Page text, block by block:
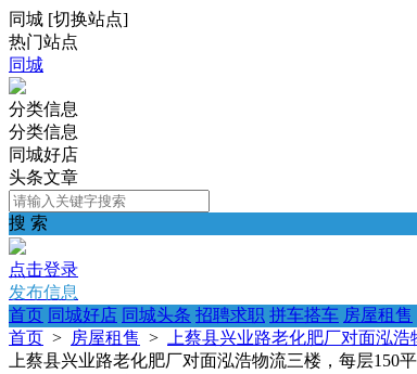
同城 [切换站点]
热门站点
同城
分类信息
分类信息
同城好店
头条文章
搜 索
点击登录
发布信息
首页 同城好店 同城头条 招聘求职 拼车搭车 房屋租售
首页 > 房屋租售 >
上蔡县兴业路老化肥厂对面泓
上蔡县兴业路老化肥厂对面泓浩物流三楼，每层150